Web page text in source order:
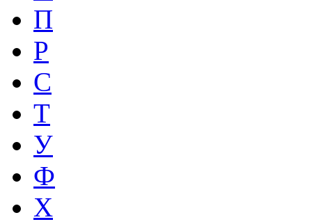
П
Р
С
Т
У
Ф
Х